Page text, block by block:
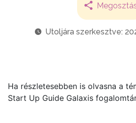
Utoljára szerkesztve:
Ha részletesebben is olvasna a
Start Up Guide Galaxis